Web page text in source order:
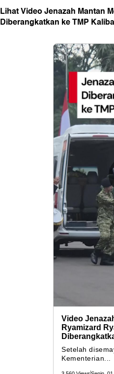
Lihat Video Jenazah Mantan
Diberangkatkan ke TMP